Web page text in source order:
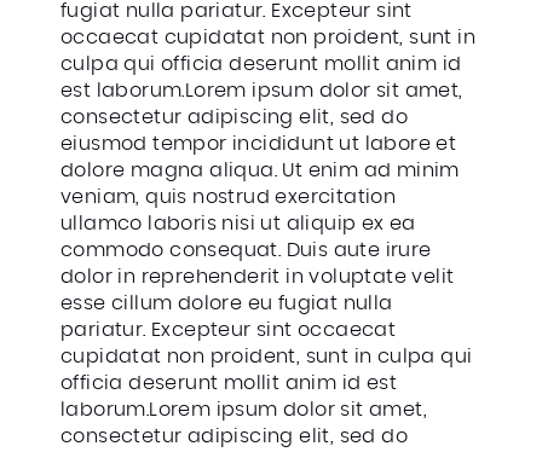
fugiat nulla pariatur. Excepteur sint
occaecat cupidatat non proident, sunt in
culpa qui officia deserunt mollit anim id
est laborum.Lorem ipsum dolor sit amet,
consectetur adipiscing elit, sed do
eiusmod tempor incididunt ut labore et
dolore magna aliqua. Ut enim ad minim
veniam, quis nostrud exercitation
ullamco laboris nisi ut aliquip ex ea
commodo consequat. Duis aute irure
dolor in reprehenderit in voluptate velit
esse cillum dolore eu fugiat nulla
pariatur. Excepteur sint occaecat
cupidatat non proident, sunt in culpa qui
officia deserunt mollit anim id est
laborum.Lorem ipsum dolor sit amet,
consectetur adipiscing elit, sed do